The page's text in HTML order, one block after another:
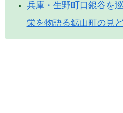
兵庫・生野町口銀谷を
栄を物語る鉱山町の見